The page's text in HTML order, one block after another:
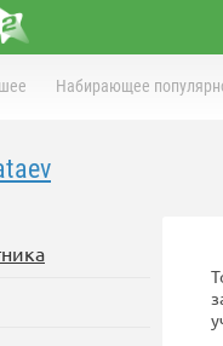
Набирающее